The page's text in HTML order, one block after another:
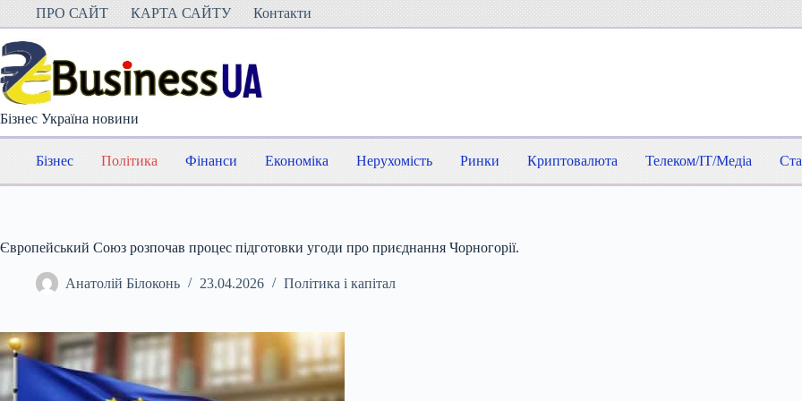
Перейти
вмісту
ПРО САЙТ КАРТА САЙТУ Контакти
Бізнес Україна новини
Бізнес Політика Фінанси Економіка Нерухомість Ринки Криптовалюта Телеком/IT/Медіа
Європейський Союз розпочав процес підготовки угоди про приєднання Чорногорії.
Анатолій Білоконь 23.04.2026 Політика і капітал